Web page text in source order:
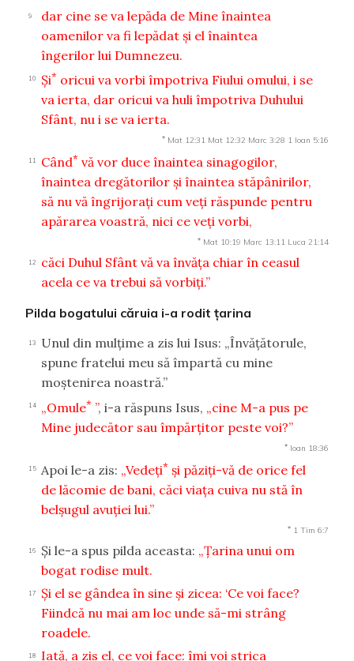
9
dar cine se va lepăda de Mine înaintea
oamenilor va fi lepădat şi el înaintea
îngerilor lui Dumnezeu.
10 Şi* oricui va vorbi împotriva Fiului omului, i se
va ierta, dar oricui va huli împotriva Duhului
Sfânt, nu i se va ierta.
* Mat 12:31 Mat 12:32 Marc 3:28 1 Ioan 5:16
11 Când* vă vor duce înaintea sinagogilor,
înaintea dregătorilor şi înaintea stăpânirilor,
să nu vă îngrijoraţi cum veţi răspunde pentru
apărarea voastră, nici ce veţi vorbi,
* Mat 10:19 Marc 13:11 Luca 21:14
12
căci Duhul Sfânt vă va învăţa chiar în ceasul
acela ce va trebui să vorbiţi.”
Pilda bogatului căruia i-a rodit ţarina
13
Unul din mulţime a zis lui Isus: „Învăţătorule,
spune fratelui meu să împartă cu mine
moştenirea noastră.”
14 „Omule* ”, i-a răspuns Isus, „cine M-a pus pe
Mine judecător sau împărţitor peste voi?”
* Ioan 18:36
15 Apoi le-a zis: „Vedeţi* şi păziţi-vă de orice fel
de lăcomie de bani, căci viaţa cuiva nu stă în
belşugul avuţiei lui.”
* 1 Tim 6:7
16 Şi le-a spus pilda aceasta: „Ţarina unui om
bogat rodise mult.
17
Şi el se gândea în sine şi zicea: ‘Ce voi face?
Fiindcă nu mai am loc unde să-mi strâng
roadele.
18
Iată, a zis el, ce voi face: îmi voi strica